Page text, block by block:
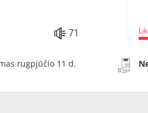
71
rugpjūčio 11 d.